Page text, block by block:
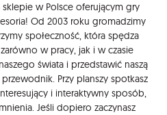
w Polsce oferującym gry
Od 2003 roku gromadzimy
społeczność, która spędza
w pracy, jak i w czasie
świata i przedstawić naszą
Przy planszy spotkasz
i interaktywny sposób,
Jeśli dopiero zaczynasz